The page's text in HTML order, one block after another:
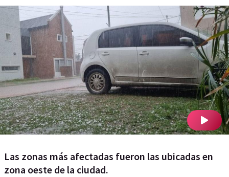
Las zonas más afectadas fueron las ubicadas en
zona oeste de la ciudad.